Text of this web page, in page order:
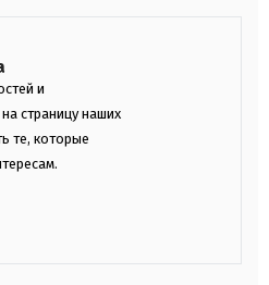
и
страницу наших
те, которые